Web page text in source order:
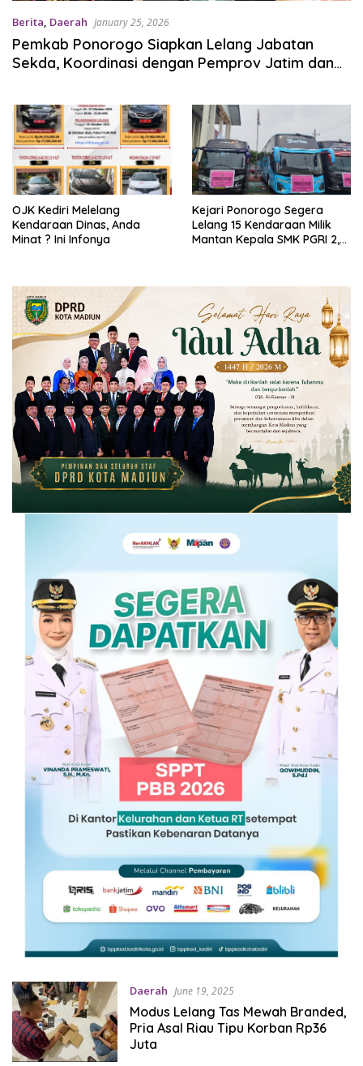
Berita, Daerah January 25, 2026
Pemkab Ponorogo Siapkan Lelang Jabatan
Sekda, Koordinasi dengan Pemprov Jatim dan
OJK Kediri Melelang
Kendaraan Dinas, Anda
Minat ? Ini Infonya
Kejari Ponorogo Segera
Lelang 15 Kendaraan Milik
Mantan Kepala SMK PGRI 2,
Daerah June 19, 2025
Modus Lelang Tas Mewah Branded,
Pria Asal Riau Tipu Korban Rp36
Juta